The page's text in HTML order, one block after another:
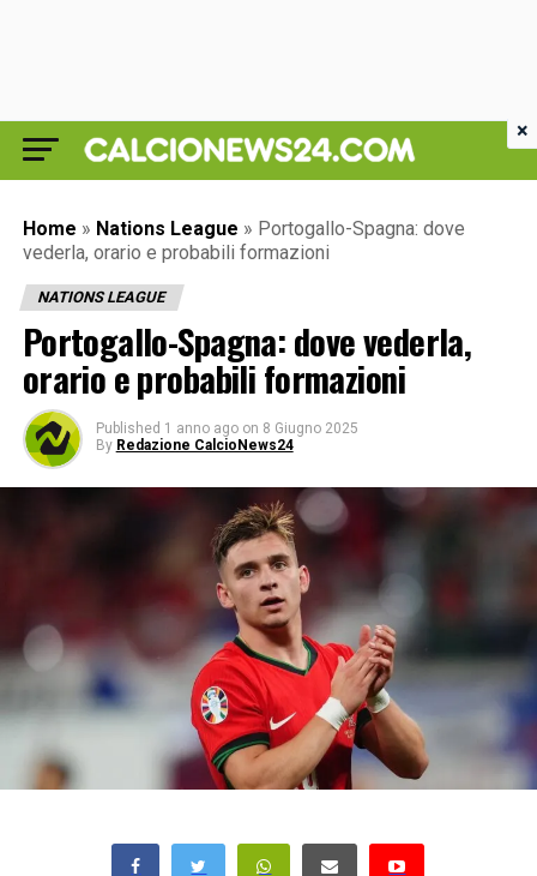
Home » Nations League » Portogallo-Spagna: dove
vederla, orario e probabili formazioni
NATIONS LEAGUE
Portogallo-Spagna: dove vederla,
orario e probabili formazioni
Published 1 anno ago on 8 Giugno 2025
By Redazione CalcioNews24
×